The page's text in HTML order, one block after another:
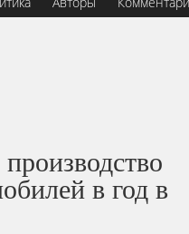
в год в